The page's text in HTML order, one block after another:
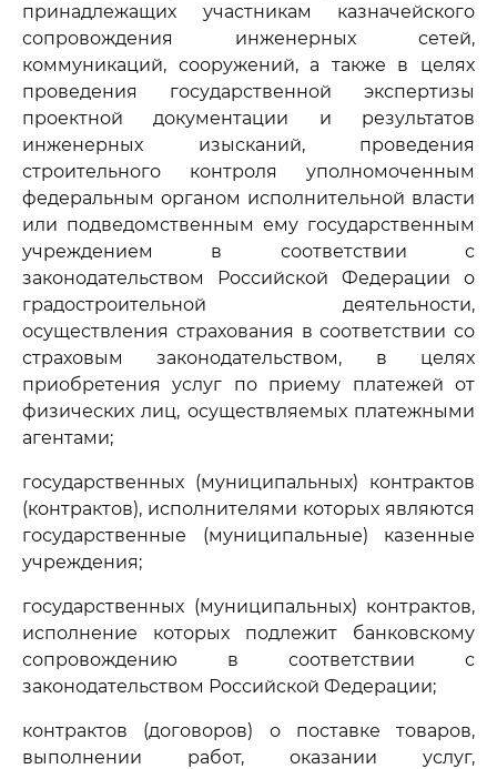
принадлежащих участникам казначейского
сопровождения инженерных сетей,
коммуникаций, сооружений, а также в целях
проведения государственной экспертизы
проектной документации и результатов
инженерных изысканий, проведения
строительного контроля уполномоченным
федеральным органом исполнительной власти
или подведомственным ему государственным
учреждением в соответствии с
законодательством Российской Федерации о
градостроительной деятельности,
осуществления страхования в соответствии со
страховым законодательством, в целях
приобретения услуг по приему платежей от
физических лиц, осуществляемых платежными
агентами;
государственных (муниципальных) контрактов
(контрактов), исполнителями которых являются
государственные (муниципальные) казенные
учреждения;
государственных (муниципальных) контрактов,
исполнение которых подлежит банковскому
сопровождению в соответствии с
законодательством Российской Федерации;
контрактов (договоров) о поставке товаров,
выполнении работ, оказании услуг,